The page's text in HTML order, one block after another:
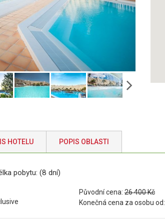
HOTELU POPIS OBLASTI
pobytu: (8 dní)
Původní cena:26 400 Kč
Konečná cena za osobu od: